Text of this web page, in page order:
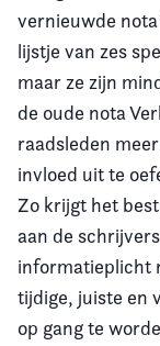
vernieuwde
lijstje van zes
maar ze zijn
de oude nota
raadsleden
invloed uit te
Zo krijgt het
aan de
informatieplicht
tijdige, juiste en
op gang te